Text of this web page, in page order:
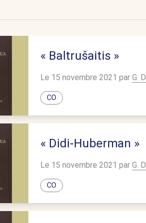
« Baltrušaitis »
Le 15 novembre 2021 par G.
CO
« Didi-Huberman »
Le 15 novembre 2021 par G.
CO